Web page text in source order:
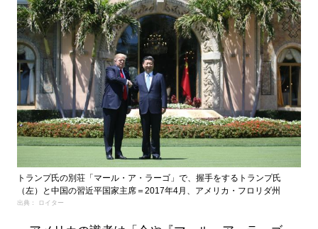
トランプ氏の別荘「マール・ア・ラーゴ」で、握手をするトランプ氏
（左）と中国の習近平国家主席＝2017年4月、アメリカ・フロリダ州
出典： ロイター